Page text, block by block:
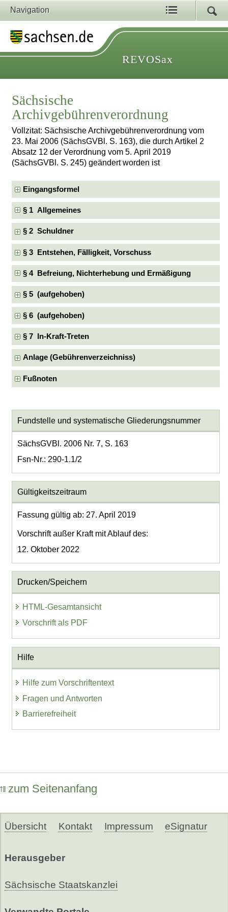
Navigation
REVOSax
Sächsische
Archivgebührenverordnung
Vollzitat: Sächsische Archivgebührenverordnung vom
23. Mai 2006 (SächsGVBl. S. 163), die durch Artikel 2
Absatz 12 der Verordnung vom 5. April 2019
(SächsGVBl. S. 245) geändert worden ist
Eingangsformel
§ 1 Allgemeines
§ 2 Schuldner
§ 3 Entstehen, Fälligkeit, Vorschuss
§ 4 Befreiung, Nichterhebung und Ermäßigung
§ 5 (aufgehoben)
§ 6 (aufgehoben)
§ 7 In-Kraft-Treten
Anlage (Gebührenverzeichniss)
Fußnoten
Fundstelle und systematische Gliederungsnummer
SächsGVBl. 2006 Nr. 7, S. 163
Fsn-Nr.: 290-1.1/2
Gültigkeitszeitraum
Fassung gültig ab: 27. April 2019
Vorschrift außer Kraft mit Ablauf des:
12. Oktober 2022
Drucken/Speichern
HTML-Gesamtansicht
Vorschrift als PDF
Hilfe
Hilfe zum Vorschriftentext
Fragen und Antworten
Barrierefreiheit
zum Seitenanfang
Übersicht Kontakt Impressum eSignatur
Herausgeber
Sächsische Staatskanzlei